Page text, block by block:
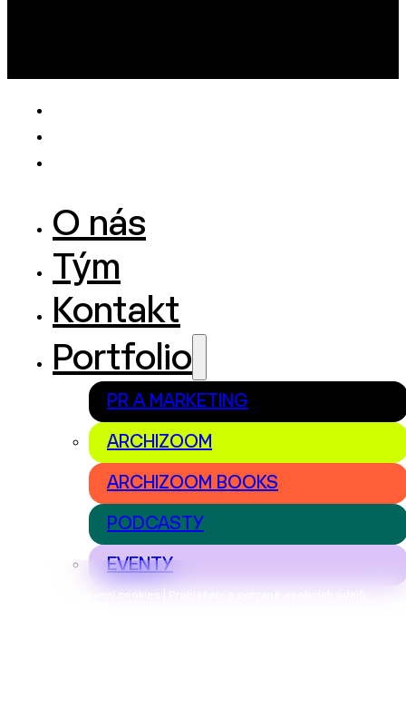
Nastavení cookies | Prohlášení o ochraně osobních údajů
O nás
Tým
Kontakt
Portfolio
PR A MARKETING
ARCHIZOOM
ARCHIZOOM BOOKS
PODCASTY
EVENTY